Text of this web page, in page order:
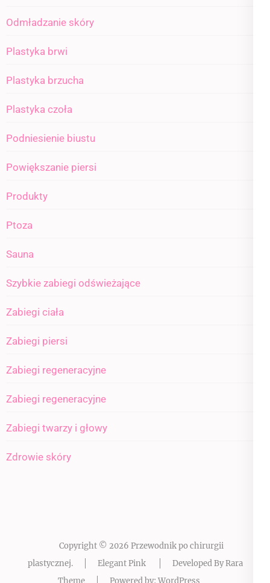
Odmładzanie skóry
Plastyka brwi
Plastyka brzucha
Plastyka czoła
Podniesienie biustu
Powiększanie piersi
Produkty
Ptoza
Sauna
Szybkie zabiegi odświeżające
Zabiegi ciała
Zabiegi piersi
Zabiegi regeneracyjne
Zabiegi regeneracyjne
Zabiegi twarzy i głowy
Zdrowie skóry
Copyright © 2026 Przewodnik po chirurgii
plastycznej. Elegant Pink Developed ByRara
Theme
Powered by: WordPress